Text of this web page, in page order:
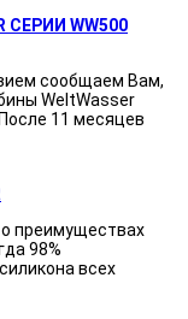
WW500
сообщаем Вам,
WeltWasser
11 месяцев
преимуществах
98%
всех